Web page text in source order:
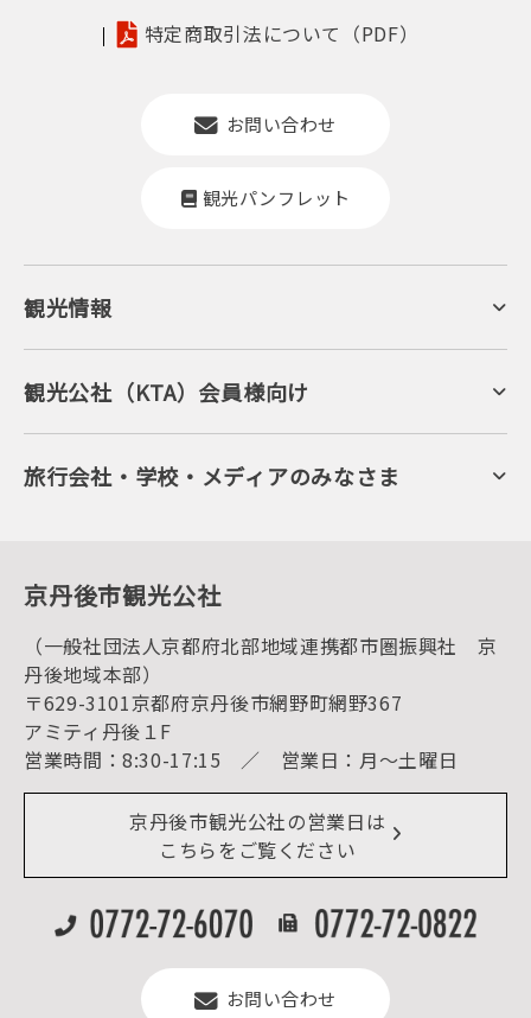
”ホックホク”の『かにすき』は身も心も満たされる♪
特定商取引法について（PDF）
お問い合わせ
観光パンフレット
観光情報
京丹後について
ジオパークの絶景
キャンプ・グランピング
自然景観
旬の食
フルーツ
美術館・資料館
観光
海水浴
キャンプ
お宿探し
宿泊・日帰り予約（空室検索）
予約照会・予約キャンセル
宿泊施設一覧（お宿比較ページ）
アクセス
お知らせ
イベント情報
デジタル観光パンフレット
リアルタイム道路情報
よくある質問
観光公社（KTA）会員様向け
KTA会員コミュニティ
会員向けサービス
KTAニュースレター
会員加入・会員情報（会員規程）
旅行会社・学校・メディアのみなさま
プレスリリース
京丹後市観光公社
（一般社団法人京都府北部地域連携都市圏振興社 京
丹後地域本部）
〒629-3101京都府京丹後市網野町網野367
アミティ丹後１F
営業時間：8:30-17:15 ／ 営業日：月～土曜日
京丹後市観光公社の営業日は
こちらをご覧ください
お問い合わせ